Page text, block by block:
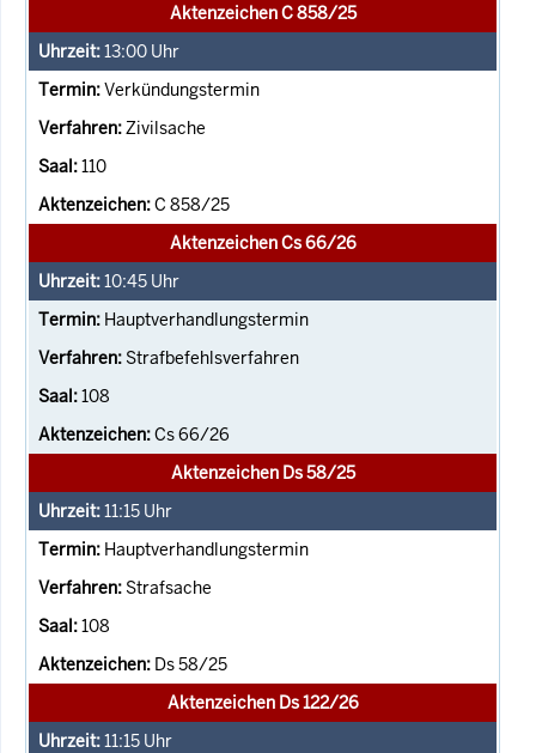
Aktenzeichen C 858/25
13:00 Uhr
Verkündungstermin
Zivilsache
110
C 858/25
Aktenzeichen Cs 66/26
10:45 Uhr
Hauptverhandlungstermin
Strafbefehlsverfahren
108
Cs 66/26
Aktenzeichen Ds 58/25
11:15 Uhr
Hauptverhandlungstermin
Strafsache
108
Ds 58/25
Aktenzeichen Ds 122/26
11:15 Uhr